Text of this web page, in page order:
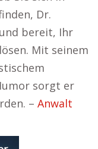
Dr.
bereit, Ihr
Mit seinem
sorgt er
– Anwalt